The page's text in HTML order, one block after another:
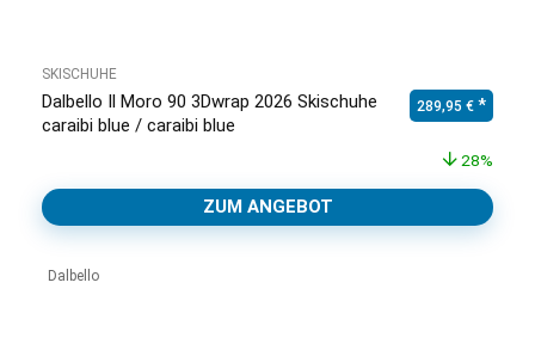
SKISCHUHE
Dalbello Il Moro 90 3Dwrap 2026 Skischuhe
caraibi blue / caraibi blue
Ursprünglicher
289,95 €
28%
ZUM ANGEBOT
Dalbello